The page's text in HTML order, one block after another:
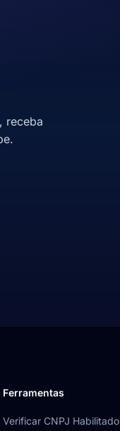
receba
Ferramentas
Verificar CNPJ Habilitado